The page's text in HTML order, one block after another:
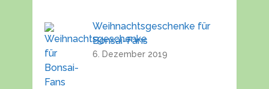
Weihnachtsgeschenke für
Bonsai-Fans
6. Dezember 2019